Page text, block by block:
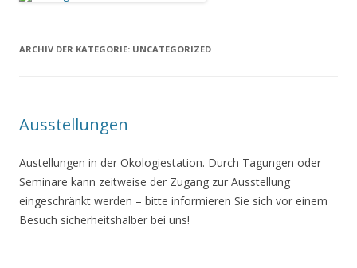
ARCHIV DER KATEGORIE: UNCATEGORIZED
Ausstellungen
Austellungen in der Ökologiestation. Durch Tagungen oder
Seminare kann zeitweise der Zugang zur Ausstellung
eingeschränkt werden – bitte informieren Sie sich vor einem
Besuch sicherheitshalber bei uns!